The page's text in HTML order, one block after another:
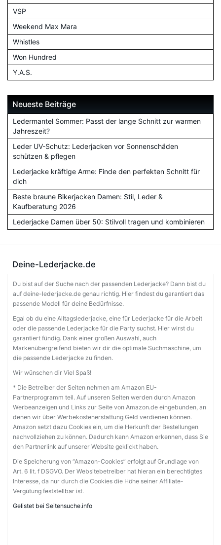
VSP
Weekend Max Mara
Whistles
Won Hundred
Y.A.S.
Neueste Beiträge
Ledermantel Sommer: Passt der lange Schnitt zur warmen
Jahreszeit?
Leder UV-Schutz: Lederjacken vor Sonnenschäden
schützen & pflegen
Lederjacke kräftige Arme: Finde den perfekten Schnitt für
dich
Beste braune Bikerjacken Damen: Stil, Leder &
Kaufberatung 2026
Lederjacke Damen über 50: Stilvoll tragen und kombinieren
Deine-Lederjacke.de
Du bist auf der Suche nach der passenden Lederjacke? Dann bist du
auf deine-lederjacke.de genau richtig. Hier findest du garantiert das
passende Modell für deine Bedürfnisse.
Egal ob du eine Alltagslederjacke, eine für Lederjacke für die Arbeit
oder die passende Lederjacke für die Party suchst. Hier wirst du
garantiert fündig. Dank einer großen Auswahl, auch
Markenübergreifend bieten wir dir die optimale Suchmaschine, um
die passende Lederjacke zu finden.
Wir wünschen dir Viel Spaß!
* Die Betreiber der Seiten nehmen am Amazon EU-
Partnerprogramm teil. Auf unseren Seiten werden durch Amazon
Werbeanzeigen und Links zur Seite von Amazon.de eingebunden, an
denen wir über Werbekostenerstattung Geld verdienen können.
Amazon setzt dazu Cookies ein, um die Herkunft der Bestellungen
nachvollziehen zu können. Dadurch kann Amazon erkennen, dass Sie
den Partnerlink auf unserer Website geklickt haben.
Die Speicherung von “Amazon-Cookies” erfolgt auf Grundlage von
Art. 6 lit. f DSGVO. Der Websitebetreiber hat hieran ein berechtigtes
Interesse, da nur durch die Cookies die Höhe seiner Affiliate-
Vergütung feststellbar ist.
Gelistet bei Seitensuche.info